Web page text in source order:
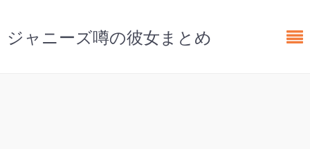
ジャニーズ噂の彼女まとめ